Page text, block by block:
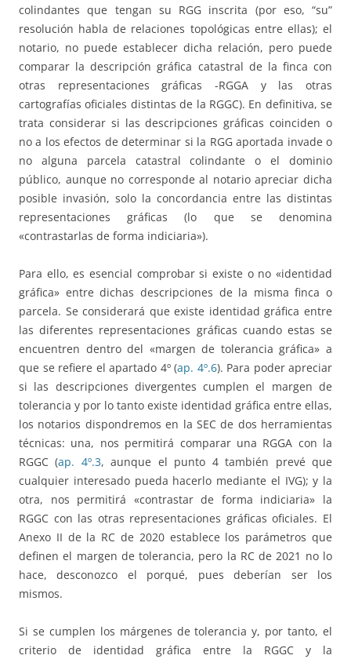
colindantes que tengan su RGG inscrita (por eso, “su”
resolución habla de relaciones topológicas entre ellas); el
notario, no puede establecer dicha relación, pero puede
comparar la descripción gráfica catastral de la finca con
otras representaciones gráficas -RGGA y las otras
cartografías oficiales distintas de la RGGC). En definitiva, se
trata considerar si las descripciones gráficas coinciden o
no a los efectos de determinar si la RGG aportada invade o
no alguna parcela catastral colindante o el dominio
público, aunque no corresponde al notario apreciar dicha
posible invasión, solo la concordancia entre las distintas
representaciones gráficas (lo que se denomina
«contrastarlas de forma indiciaria»).
Para ello, es esencial comprobar si existe o no «identidad
gráfica» entre dichas descripciones de la misma finca o
parcela. Se considerará que existe identidad gráfica entre
las diferentes representaciones gráficas cuando estas se
encuentren dentro del «margen de tolerancia gráfica» a
que se refiere el apartado 4º (ap. 4º.6). Para poder apreciar
si las descripciones divergentes cumplen el margen de
tolerancia y por lo tanto existe identidad gráfica entre ellas,
los notarios dispondremos en la SEC de dos herramientas
técnicas: una, nos permitirá comparar una RGGA con la
RGGC (ap. 4º.3, aunque el punto 4 también prevé que
cualquier interesado pueda hacerlo mediante el IVG); y la
otra, nos permitirá «contrastar de forma indiciaria» la
RGGC con las otras representaciones gráficas oficiales. El
Anexo II de la RC de 2020 establece los parámetros que
definen el margen de tolerancia, pero la RC de 2021 no lo
hace, desconozco el porqué, pues deberían ser los
mismos.
Si se cumplen los márgenes de tolerancia y, por tanto, el
criterio de identidad gráfica entre la RGGC y la